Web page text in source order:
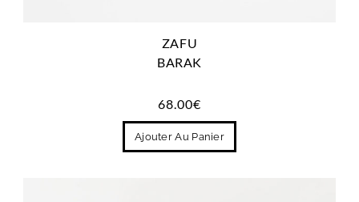
ZAFU
BARAK
68.00€
Ajouter Au Panier